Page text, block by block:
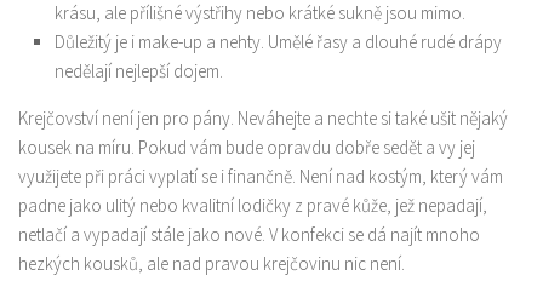
krásu, ale přílišné výstřihy nebo krátké sukně jsou mimo.
Důležitý je i make-up a nehty. Umělé řasy a dlouhé rudé drápy
nedělají nejlepší dojem.
Krejčovství není jen pro pány. Neváhejte a nechte si také ušit nějaký
kousek na míru. Pokud vám bude opravdu dobře sedět a vy jej
využijete při práci vyplatí se i finančně. Není nad kostým, který vám
padne jako ulitý nebo kvalitní lodičky z pravé kůže, jež nepadají,
netlačí a vypadají stále jako nové. V konfekci se dá najít mnoho
hezkých kousků, ale nad pravou krejčovinu nic není.